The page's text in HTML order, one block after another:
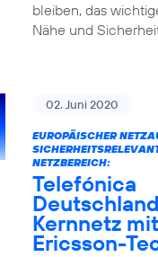
bleiben, das
Nähe und
02. Juni 2020
EUROPÄISCHER
NETZBEREICH:
Telefónica
Kernnetz mit
Ericsson-